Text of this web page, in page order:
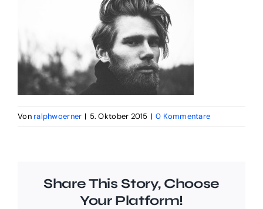
Impressum
Vonralphwoerner | 5. Oktober 2015 | 0 Kommentare
Share This Story, Choose
Your Platform!